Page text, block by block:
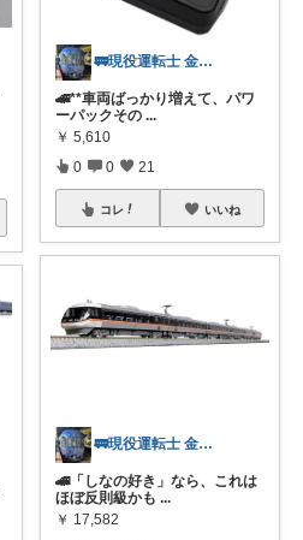
🚃現役運転士 金魚🐠
🚄**車両ばっかり増えて、パワ
ーパックその ...
￥ 5,610
0 0 21
コレ いいね
🚃現役運転士 金魚🐠
🚄「しなの好き」なら、これは
ほぼ反則級かも ...
￥ 17,582